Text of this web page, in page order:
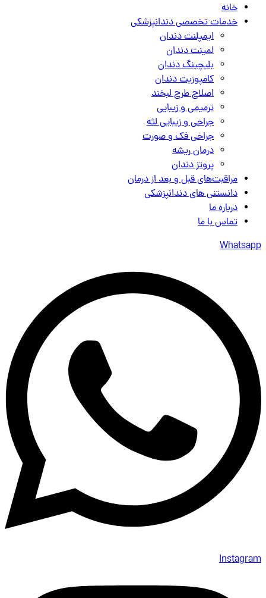
خانه
خدمات تخصصی دندانپزشکی
ایمپلنت دندان
لمینت دندان
بلیچینگ دندان
کامپوزیت دندان
اصلاح طرح لبخند
ترمیمی و زیبایی
جراحی و زیبایی لثه
جراحی فک و صورت
درمان ریشه
پروتز دندان
مراقبت‌های قبل و بعد از درمان
دانستنی های دندانپزشکی
درباره ما
تماس با ما
Whatsapp
Instagram